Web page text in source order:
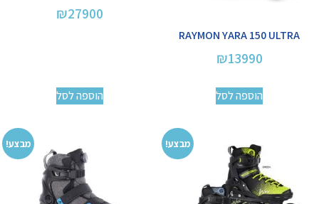
RAYMON YARA 150 ULTRA
₪13990
הוספה לסל
₪27900
הוספה לסל
מבצע! מבצע!